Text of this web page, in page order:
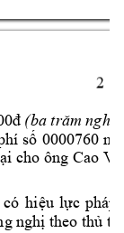
2
(ba trăm
số 0000760
ại cho ông Cao
có hiệu lực pháp
nghị theo thủ t